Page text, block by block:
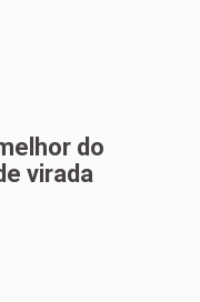
do
virada